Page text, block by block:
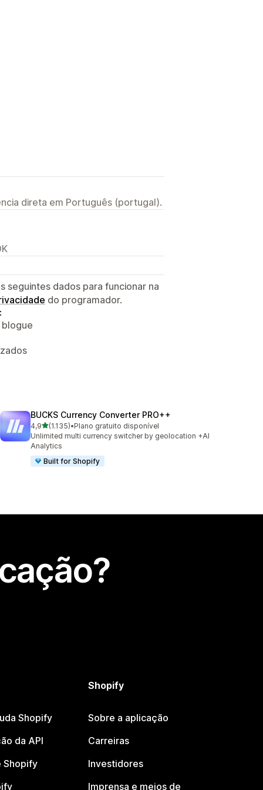
direta em Português (portugal).
seguintes dados para funcionar na
do programador.
BUCKS Currency Converter PRO++
4,9de 5 estrelas
(1.135)
1135 total de avaliações
•Plano gratuito disponível
Unlimited multi currency switcher by geolocation +AI
Analytics
Built for Shopify
Shopify
da API
Shopify
Shopify
Sobre a aplicação
Carreiras
Investidores
Imprensa e meios de